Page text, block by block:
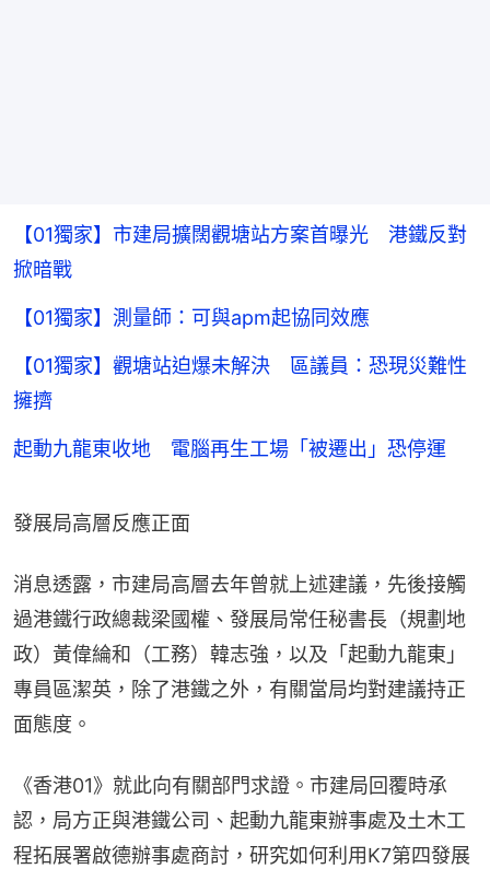
【01獨家】市建局擴闊觀塘站方案首曝光 港鐵反對
掀暗戰
【01獨家】測量師：可與apm起協同效應
【01獨家】觀塘站迫爆未解決 區議員：恐現災難性
擁擠
起動九龍東收地 電腦再生工場「被遷出」恐停運
發展局高層反應正面
消息透露，市建局高層去年曾就上述建議，先後接觸
過港鐵行政總裁梁國權、發展局常任秘書長（規劃地
政）黃偉綸和（工務）韓志強，以及「起動九龍東」
專員區潔英，除了港鐵之外，有關當局均對建議持正
面態度。
《香港01》就此向有關部門求證。市建局回覆時承
認，局方正與港鐵公司、起動九龍東辦事處及土木工
程拓展署啟德辦事處商討，研究如何利用K7第四發展